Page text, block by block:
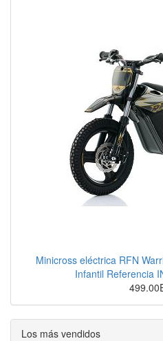
Minicross eléctrica RFN
Infantil Referencia
Los más vendidos